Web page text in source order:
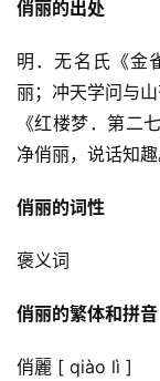
俏丽的出处
明．无名氏《金
丽；冲天学问与
《红楼梦．第二
净俏丽，说话知趣
俏丽的词性
褒义词
俏丽的繁体和拼音
俏麗 [ qiào lì ]